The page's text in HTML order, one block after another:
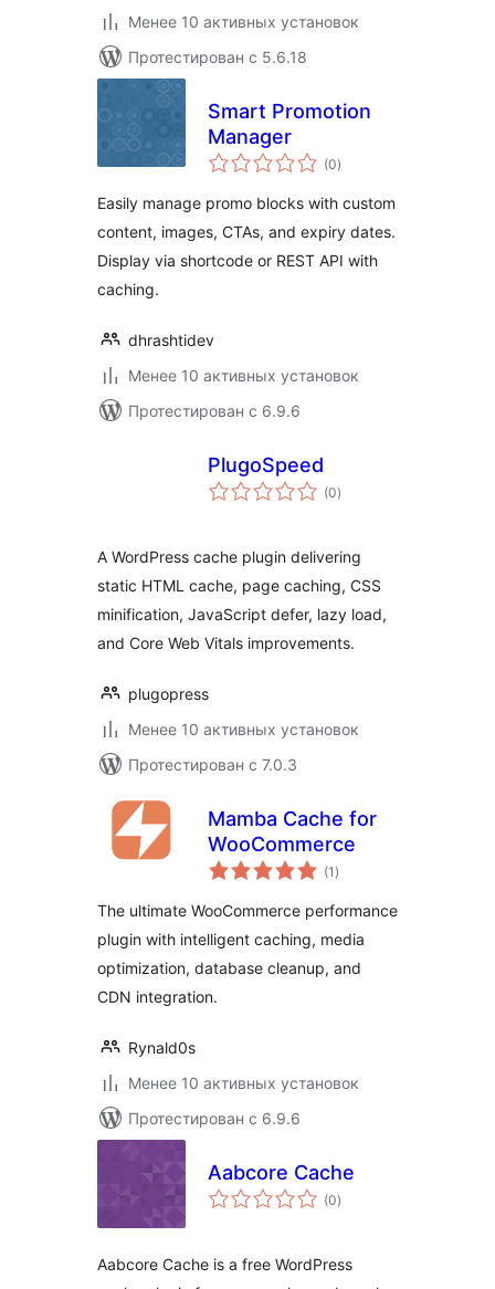
Менее 10 активных установок
Протестирован с 5.6.18
Smart Promotion
Manager
(0общий
рейтинг
)
Easily manage promo blocks with custom
content, images, CTAs, and expiry dates.
Display via shortcode or REST API with
caching.
dhrashtidev
Менее 10 активных установок
Протестирован с 6.9.6
PlugoSpeed
(0общий
рейтинг
)
A WordPress cache plugin delivering
static HTML cache, page caching, CSS
minification, JavaScript defer, lazy load,
and Core Web Vitals improvements.
plugopress
Менее 10 активных установок
Протестирован с 7.0.3
Mamba Cache for
WooCommerce
(1 общий
рейтинг
)
The ultimate WooCommerce performance
plugin with intelligent caching, media
optimization, database cleanup, and
CDN integration.
Rynald0s
Менее 10 активных установок
Протестирован с 6.9.6
Aabcore Cache
(0общий
рейтинг
)
Aabcore Cache is a free WordPress